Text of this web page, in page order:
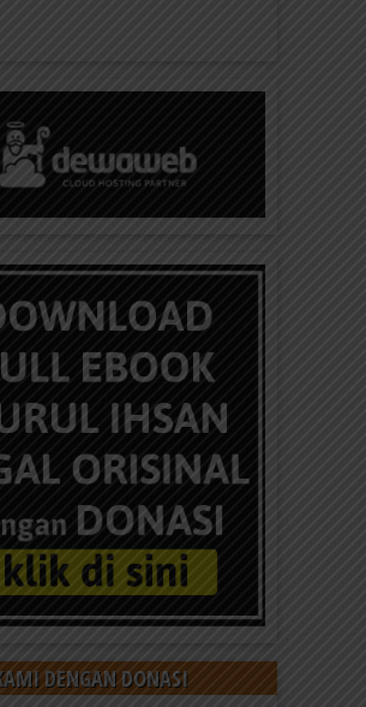
Konten di elibrary.id
elibrary.id Kekalkan hartamu
Indonesia Cerdas Literasi...
Gambar Komik
ilustrasi gambar komik sesuai
dan biaya yang terjangkau: Ilustrasi
untuk penerbitan buku,...
DENGAN DONASI